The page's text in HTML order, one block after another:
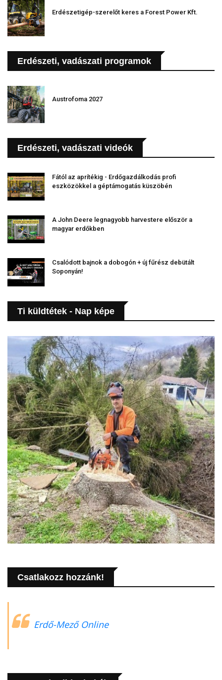
Erdészetigép-szerelőt keres a Forest Power Kft.
Erdészeti, vadászati programok
Austrofoma 2027
Erdészeti, vadászati videók
Fától az aprítékig - Erdőgazdálkodás profi
eszközökkel a géptámogatás küszöbén
A John Deere legnagyobb harvestere először a
magyar erdőkben
Csalódott bajnok a dobogón + új fűrész debütált
Soponyán!
Ti küldtétek - Nap képe
Csatlakozz hozzánk!
Erdő-Mező Online